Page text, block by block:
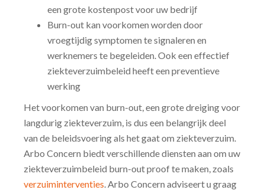
een grote kostenpost voor uw bedrijf
Burn-out kan voorkomen worden door
vroegtijdig symptomen te signaleren en
werknemers te begeleiden. Ook een effectief
ziekteverzuimbeleid heeft een preventieve
werking
Het voorkomen van burn-out, een grote dreiging voor
langdurig ziekteverzuim, is dus een belangrijk deel
van de beleidsvoering als het gaat om ziekteverzuim.
Arbo Concern biedt verschillende diensten aan om uw
ziekteverzuimbeleid burn-out proof te maken, zoals
verzuiminterventies. Arbo Concern adviseert u graag